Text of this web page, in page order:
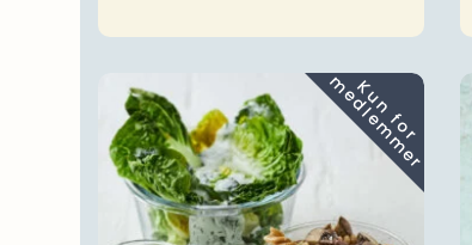
K
u
n
f
o
r
m
e
d
l
e
m
m
e
r